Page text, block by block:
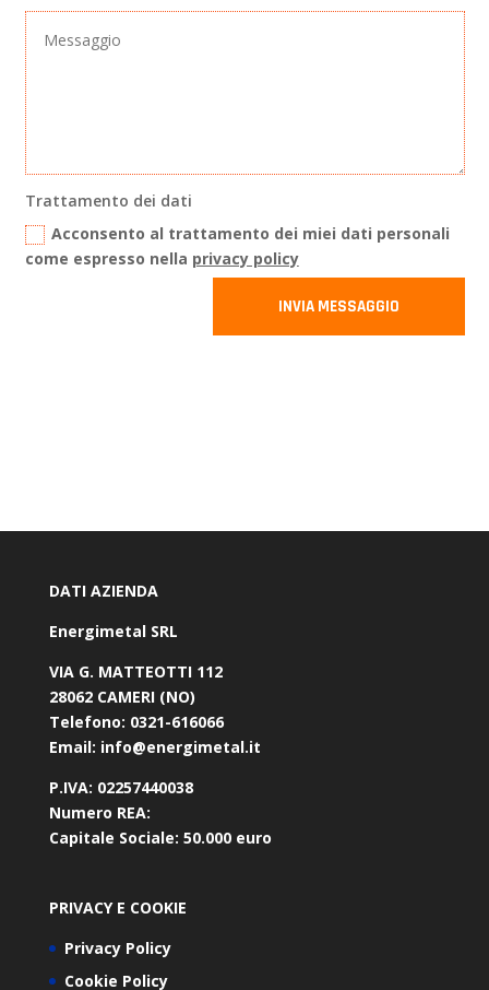
Trattamento dei dati
Acconsento al trattamento dei miei dati personali
come espresso nella privacy policy
INVIA MESSAGGIO
DATI AZIENDA
Energimetal SRL
VIA G. MATTEOTTI 112
28062 CAMERI (NO)
Telefono: 0321-616066
Email: info@energimetal.it
P.IVA: 02257440038
Numero REA:
Capitale Sociale: 50.000 euro
PRIVACY E COOKIE
Privacy Policy
Cookie Policy